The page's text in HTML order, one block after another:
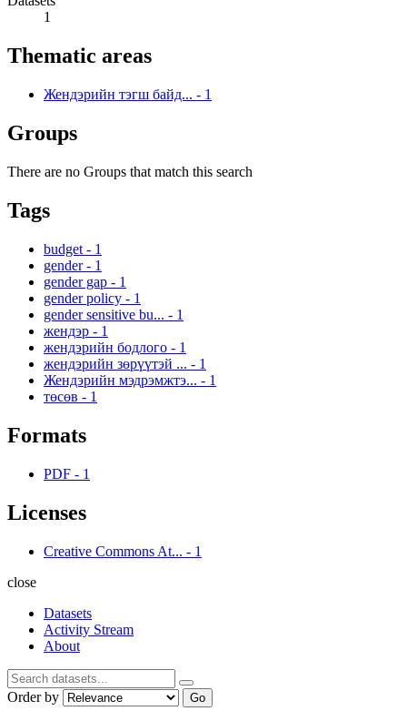
1
Thematic areas
Жендэрийн тэгш байд... - 1
Groups
There are no Groups that match this search
Tags
budget - 1
gender - 1
gender gap - 1
gender policy - 1
gender sensitive bu... - 1
жендэр - 1
жендэрийн бодлого - 1
жендэрийн зөрүүтэй ... - 1
Жендэрийн мэдрэмжтэ... - 1
төсөв - 1
Formats
PDF - 1
Licenses
Creative Commons At... - 1
close
Datasets
Activity Stream
About
Order by Go